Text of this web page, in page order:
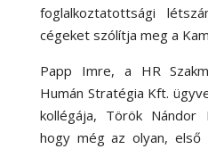
foglalkoztatottsági
cégeket szólítja meg a
Papp Imre, a HR
Humán Stratégia Kft.
kollégája, Török Nándor
hogy még az olyan, első